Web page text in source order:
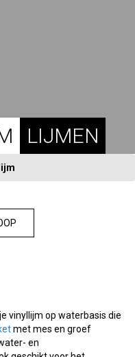
LIJMEN
vinyllijm op waterbasis die
met mes en groef
en